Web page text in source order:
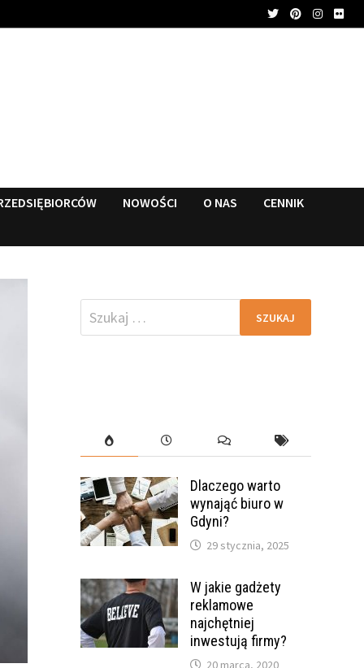
NOWOŚCI O NAS
CENNIK
Szukaj:
Dlaczego warto
wynająć biuro w
Gdyni?
29 stycznia, 2025
W jakie gadżety
reklamowe
najchętniej
inwestują firmy?
20 marca, 2020